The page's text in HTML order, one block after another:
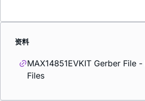
资料
MAX14851EVKIT Gerber File
Files